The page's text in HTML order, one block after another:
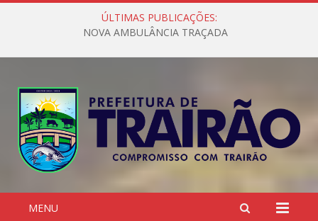
ÚLTIMAS PUBLICAÇÕES:
NOVA AMBULÂNCIA TRAÇADA
MENU